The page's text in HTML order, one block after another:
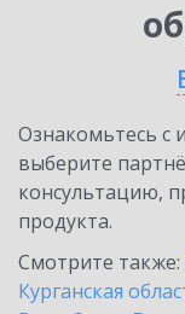
Ознакомьтесь
выберите
консультацию,
продукта.
Смотрите также:
Курганская